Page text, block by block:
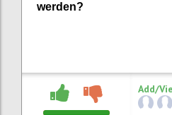
werden?
Add/